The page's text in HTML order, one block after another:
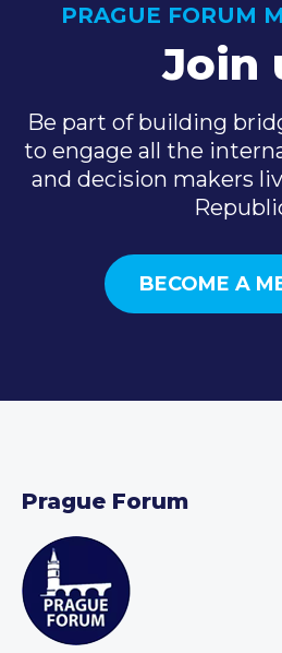
PRAGUE FORUM
Join
Be part of building
to engage all the
and decision makers
BECOME A
Prague Forum